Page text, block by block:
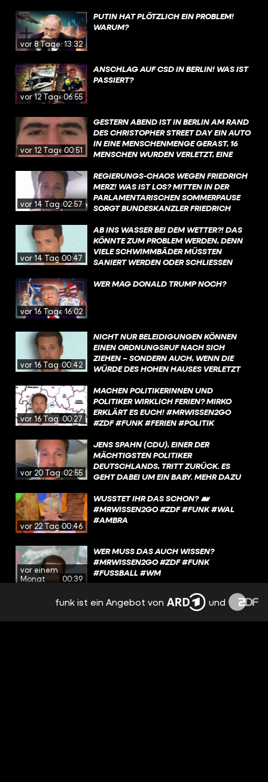
STADT GELANGT. MEHR ZU DEN
HINTERGRÜNDEN ERFAHRT IHR IN DIESEM
vor 8 Tagen13:32
PUTIN HAT PLÖTZLICH EIN PROBLEM!
WARUM?
vor 12 Tagen06:55
ANSCHLAG AUF CSD IN BERLIN! WAS IST
PASSIERT?
vor 12 Tagen00:51
GESTERN ABEND IST IN BERLIN AM RAND
DES CHRISTOPHER STREET DAY EIN AUTO
IN EINE MENSCHENMENGE GERAST, 16
MENSCHEN WURDEN VERLETZT, EINE
HINTERGRÜNDEN ERFAHRT IHR IN DIESEM
VIDEO.
vor 14 Tagen02:57
REGIERUNGS-CHAOS WEGEN FRIEDRICH
MERZ! WAS IST LOS? MITTEN IN DER
PARLAMENTARISCHEN SOMMERPAUSE
SORGT BUNDESKANZLER FRIEDRICH
BUNDESREGIERUNG. MEHR DAZU
ERFAHRT IHR IN DIESEM VIDEO, MIT EINEM
KURZEN KOMMENTAR ZUR SITUATION.
vor 14 Tagen00:47
AB INS WASSER BEI DEM WETTER?! DAS
KÖNNTE ZUM PROBLEM WERDEN, DENN
VIELE SCHWIMMBÄDER MÜSSTEN
SANIERT WERDEN ODER SCHLIESSEN S
vor 16 Tagen16:02
WER MAG DONALD TRUMP NOCH?
vor 16 Tagen00:42
NICHT NUR BELEIDIGUNGEN KÖNNEN
EINEN ORDNUNGSRUF NACH SICH
ZIEHEN – SONDERN AUCH, WENN DIE
WÜRDE DES HOHEN HAUSES VERLETZT
vor 16 Tagen00:27
MACHEN POLITIKERINNEN UND
POLITIKER WIRKLICH FERIEN? MIRKO
ERKLÄRT ES EUCH! #MRWISSEN2GO
#ZDF #FUNK #FERIEN #POLITIK
vor 20 Tagen02:55
JENS SPAHN (CDU), EINER DER
MÄCHTIGSTEN POLITIKER
DEUTSCHLANDS, TRITT ZURÜCK. ES
GEHT DABEI UM EIN BABY. MEHR DAZU
vor 22 Tagen00:46
WUSSTET IHR DAS SCHON? 🐋
#MRWISSEN2GO #ZDF #FUNK #WAL
#AMBRA
vor einem
Monat
00:39
WER MUSS DAS AUCH WISSEN?
#MRWISSEN2GO #ZDF #FUNK
#FUSSBALL #WM
vor einem
FUSSBALL ALS STRESSFAKTOR? WIE S
IEHT ES BEI EUCH AUS? #MRWISSEN2GO #
funk ist ein Angebot von und